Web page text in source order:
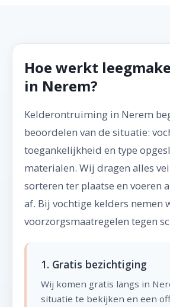
Hoe werkt
in Nerem?
Kelderontruiming in Nerem
beoordelen van de situatie:
toegankelijkheid en type
materialen. Wij dragen alles
sorteren ter plaatse en voeren
af. Bij vochtige kelders nemen
voorzorgsmaatregelen tegen
1. Gratis bezichtiging
Wij komen gratis langs in
situatie te bekijken en een